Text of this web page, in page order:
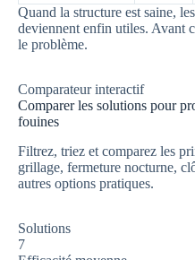
Quand la structure est saine,
deviennent enfin utiles. Avant
le problème.
Comparateur interactif
Comparer les solutions pour
fouines
Filtrez, triez et comparez les
grillage, fermeture nocturne,
autres options pratiques.
Solutions
7